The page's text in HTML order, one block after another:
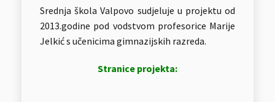
Srednja škola Valpovo sudjeluje u projektu od
2013.godine pod vodstvom profesorice Marije
Jelkić s učenicima gimnazijskih razreda.
Stranice projekta: